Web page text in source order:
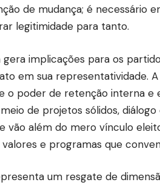
de mudança; é necessário
legitimidade para tanto.
gera implicações para os
em sua representatividade. A
o poder de retenção interna e
de projetos sólidos,
vão além do mero vínculo
e programas que
um resgate de